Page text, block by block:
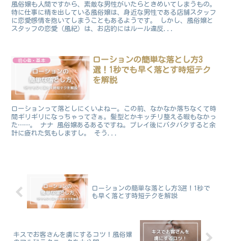
風俗嬢も人間ですから、素敵な男性がいたらときめいてしまうもの。
特に仕事に精を出している風俗嬢は、身近な男性である店舗スタッフ
に恋愛感情を抱いてしまうこともあるようです。 しかし、風俗嬢と
スタッフの恋愛（風紀）は、お店的にはルール違反...
初心者・基本
ローションの簡単な落とし方3
選！1秒でも早く落とす時短テク
を解説
ローションって落としにくいよねー。この前、なかなか落ちなくて時
間ギリギリになっちゃってさぁ。髪型とかキッチリ整える暇もなかっ
た……。 ナナ 風俗嬢あるあるですね。プレイ後にバタバタすると余
計に疲れた気もしますし。 そう...
ローションの簡単な落とし方3選！1秒で
も早く落とす時短テクを解説
キスでお客さんを虜にするコツ！風俗嬢